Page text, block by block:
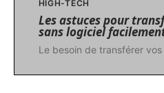
HIGH-TECH
Les astuces pour
sans logiciel
Le besoin de transférer vos